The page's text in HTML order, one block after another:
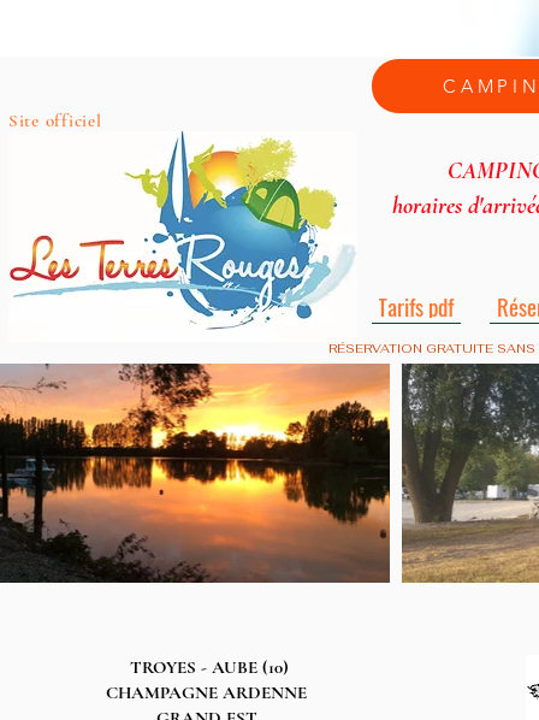
Site officiel
horaires
Tarifs pdf
RÉSERVATION GRATUITE
TROYES - AUBE (10)
CHAMPAGNE ARDENNE